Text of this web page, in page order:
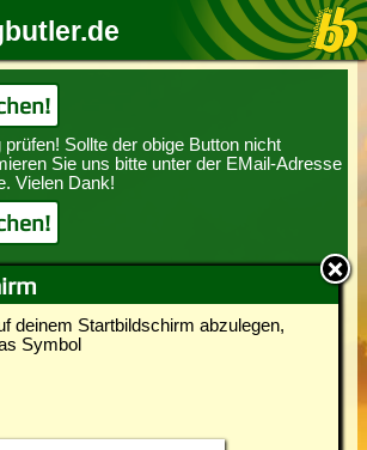
deinem Startbildschirm abzulegen,
Symbol